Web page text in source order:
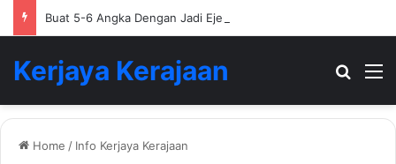
Buat 5-6 Angka Dengan Jadi Ejen Hartanah
Kerjaya Kerajaan
Home / Info Kerjaya Kerajaan